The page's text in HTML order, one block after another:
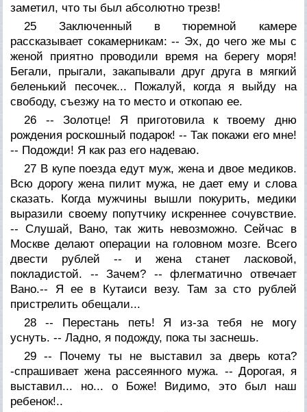
заметил, что ты был абсолютно трезв!
25 Заключенный в тюремной камере
рассказывает сокамерникам: -- Эх, до чего же мы с
женой приятно проводили время на берегу моря!
Бегали, прыгали, закапывали друг друга в мягкий
беленький песочек... Пожалуй, когда я выйду на
свободу, съезжу на то место и откопаю ее.
26 -- Золотце! Я приготовила к твоему дню
рождения роскошный подарок! -- Так покажи его мне!
-- Подожди! Я как раз его надеваю.
27 В купе поезда едут муж, жена и двое медиков.
Всю дорогу жена пилит мужа, не дает ему и слова
сказать. Когда мужчины вышли покурить, медики
выразили своему попутчику искреннее сочувствие.
-- Слушай, Вано, так жить невозможно. Сейчас в
Москве делают операции на головном мозге. Всего
двести рублей -- и жена станет ласковой,
покладистой. -- Зачем? -- флегматично отвечает
Вано.-- Я ее в Кутаиси везу. Там за сто рублей
пристрелить обещали...
28 -- Перестань петь! Я из-за тебя не могу
уснуть. -- Ладно, я подожду, пока ты заснешь.
29 -- Почему ты не выставил за дверь кота?
-спрашивает жена рассеянного мужа. -- Дорогая, я
выставил... но... о Боже! Видимо, это был наш
ребенок!..